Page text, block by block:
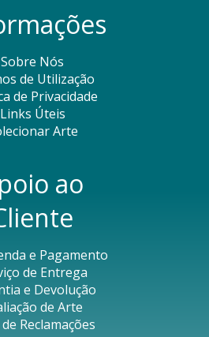
Sobre Nós
de Utilização
de Privacidade
Links Úteis
Arte
ao
e Pagamento
de Entrega
e Devolução
de Arte
Reclamações